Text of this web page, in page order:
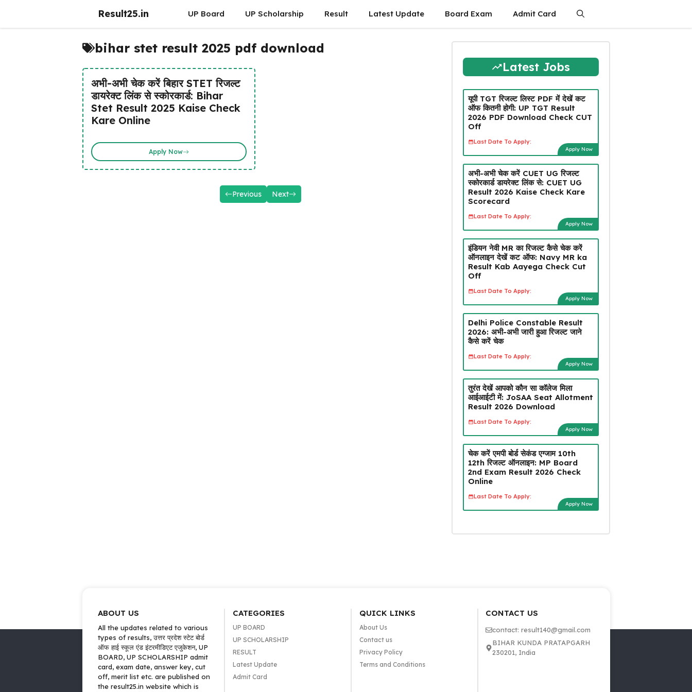
Result25.in UP Board UP Scholarship Result Latest Update Board Exam Admit Card
bihar stet result 2025 pdf download
अभी-अभी चेक करें बिहार STET रिजल्ट
डायरेक्ट लिंक से स्कोरकार्ड: Bihar
Stet Result 2025 Kaise Check
Kare Online
Apply Now
Previous Next
Latest Jobs
यूपी TGT रिजल्ट लिस्ट PDF में देखें कट
ऑफ कितनी होगी: UP TGT Result
2026 PDF Download Check CUT
Off
Last Date To Apply:
Apply Now
अभी-अभी चेक करें CUET UG रिजल्ट
स्कोरकार्ड डायरेक्ट लिंक से: CUET UG
Result 2026 Kaise Check Kare
Scorecard
Last Date To Apply:
Apply Now
इंडियन नेवी MR का रिजल्ट कैसे चेक करें
ऑनलाइन देखें कट ऑफ: Navy MR ka
Result Kab Aayega Check Cut
Off
Last Date To Apply:
Apply Now
Delhi Police Constable Result
2026: अभी-अभी जारी हुआ रिजल्ट जाने
कैसे करें चेक
Last Date To Apply:
Apply Now
तुरंत देखें आपको कौन सा कॉलेज मिला
आईआईटी में: JoSAA Seat Allotment
Result 2026 Download
Last Date To Apply:
Apply Now
चेक करें एमपी बोर्ड सेकंड एग्जाम 10th
12th रिजल्ट ऑनलाइन: MP Board
2nd Exam Result 2026 Check
Online
Last Date To Apply:
Apply Now
ABOUT US
All the updates related to various
types of results, उत्तर प्रदेश स्टेट बोर्ड
ऑफ हाई स्कूल एंड इंटरमीडिएट एजुकेशन, UP
BOARD, UP SCHOLARSHIP admit
card, exam date, answer key, cut
off, merit list etc. are published on
the result25.in website which is
CATEGORIES
UP BOARD
UP SCHOLARSHIP
RESULT
Latest Update
Admit Card
QUICK LINKS
About Us
Contact us
Privacy Policy
Terms and Conditions
CONTACT US
contact: result140@gmail.com
BIHAR KUNDA PRATAPGARH
230201, India